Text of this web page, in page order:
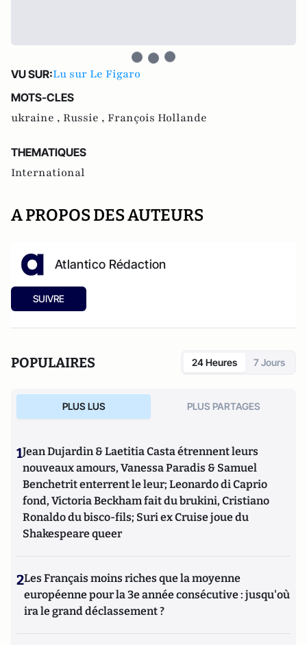
VU SUR:Lu sur Le Figaro
MOTS-CLES
ukraine , Russie , François Hollande
THEMATIQUES
International
A PROPOS DES AUTEURS
Atlantico Rédaction
SUIVRE
POPULAIRES 24 Heures 7 Jours
PLUS LUS PLUS PARTAGES
1Jean Dujardin & Laetitia Casta étrennent leurs
nouveaux amours, Vanessa Paradis & Samuel
Benchetrit enterrent le leur; Leonardo di Caprio
fond, Victoria Beckham fait du brukini, Cristiano
Ronaldo du bisco-fils; Suri ex Cruise joue du
Shakespeare queer
2Les Français moins riches que la moyenne
européenne pour la 3e année consécutive : jusqu'où
ira le grand déclassement ?